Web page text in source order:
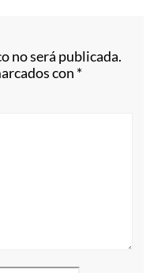
no será publicada.
con *